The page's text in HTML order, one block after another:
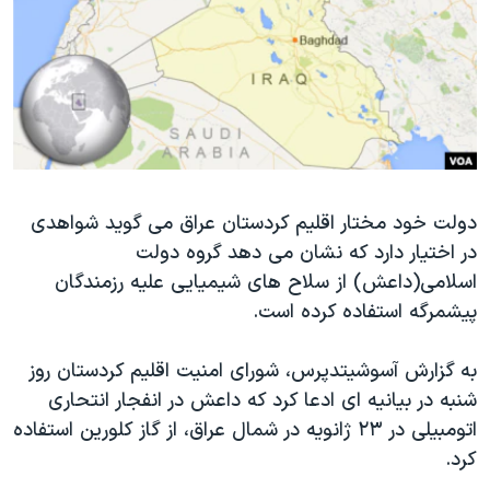
فرهنگ و زندگی
حقوق شهروندی
اقتصادی
علم و فناوری
گالری عکس
آرشیو پخش زنده
مستندها
انتخابات ریاست جمهوری آمریکا ۲۰۲۴
حمله جمهوری اسلامی به اسرائیل
رمز مهسا
اعتراضات زن، زندگی، آزادی
مجموعه مستندهای دادخواهی
تریبونال مردمی آبان ۹۸
چهل سال گروگان‌گیری
قانون شفافیت دارائی کادر رهبری ایران
دنبال کنید
زبانهای مختلف
دولت خود مختار اقلیم کردستان عراق می گوید شواهدی
در اختیار دارد که نشان می دهد گروه دولت
اسلامی(داعش) از سلاح های شیمیایی علیه رزمندگان
پیشمرگه استفاده کرده است.
به گزارش آسوشیتدپرس، شورای امنیت اقلیم کردستان روز
شنبه در بیانیه ای ادعا کرد که داعش در انفجار انتحاری
اتومبیلی در ۲۳ ژانویه در شمال عراق، از گاز کلورین استفاده
کرد.